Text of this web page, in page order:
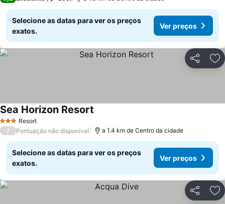
Selecione as datas para ver os preços
exatos.
Ver preços
Partilhar
3 EstrelasResort
Sea Horizon Resort
/ Pontuação não disponível a 1.4 km de Centro da cidade
Selecione as datas para ver os preços
exatos.
Ver preços
Partilhar